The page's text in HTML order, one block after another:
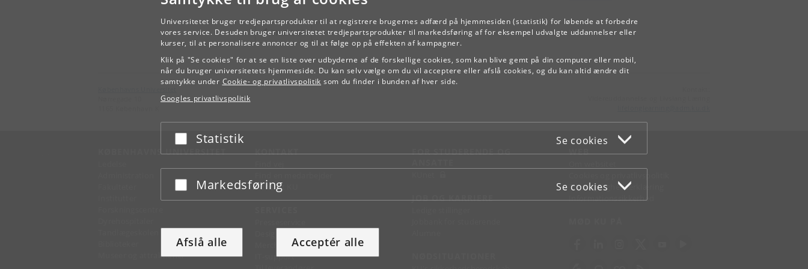
Universitetet bruger tredjepartsprodukter til at registrere brugernes adfærd på hjemmesiden (statistik) for løbende at forbedre
vores service. Desuden bruger universitetet tredjepartsprodukter til markedsføring af for eksempel udvalgte uddannelser eller
kurser, til at personalisere annoncer og til at følge op på effekten af kampagner.
Klik på "Se cookies" for at se en liste over udbyderne af de forskellige cookies, som kan blive gemt på din computer eller mobil,
når du bruger universitetets hjemmeside. Du kan selv vælge om du vil acceptere eller afslå cookies, og du kan altid ændre dit
samtykke under Cookie- og privatlivspolitik som du finder i bunden af hver side.
Googles privatlivspolitik
Acceptér eller afslå
Statistik Se cookies
Acceptér eller afslå
Markedsføring Se cookies
Afslå alle Acceptér alle
TILBAGE
KØBENHAVNS UNIVERSITET
Museer og attraktioner
KONTAKT
Kontakt KU
Merchandise
IT-support
FOR STUDERENDE OG
JOB OG KARRIERE
WEB
Tilgængelighedserklæring
Informationssikkerhed